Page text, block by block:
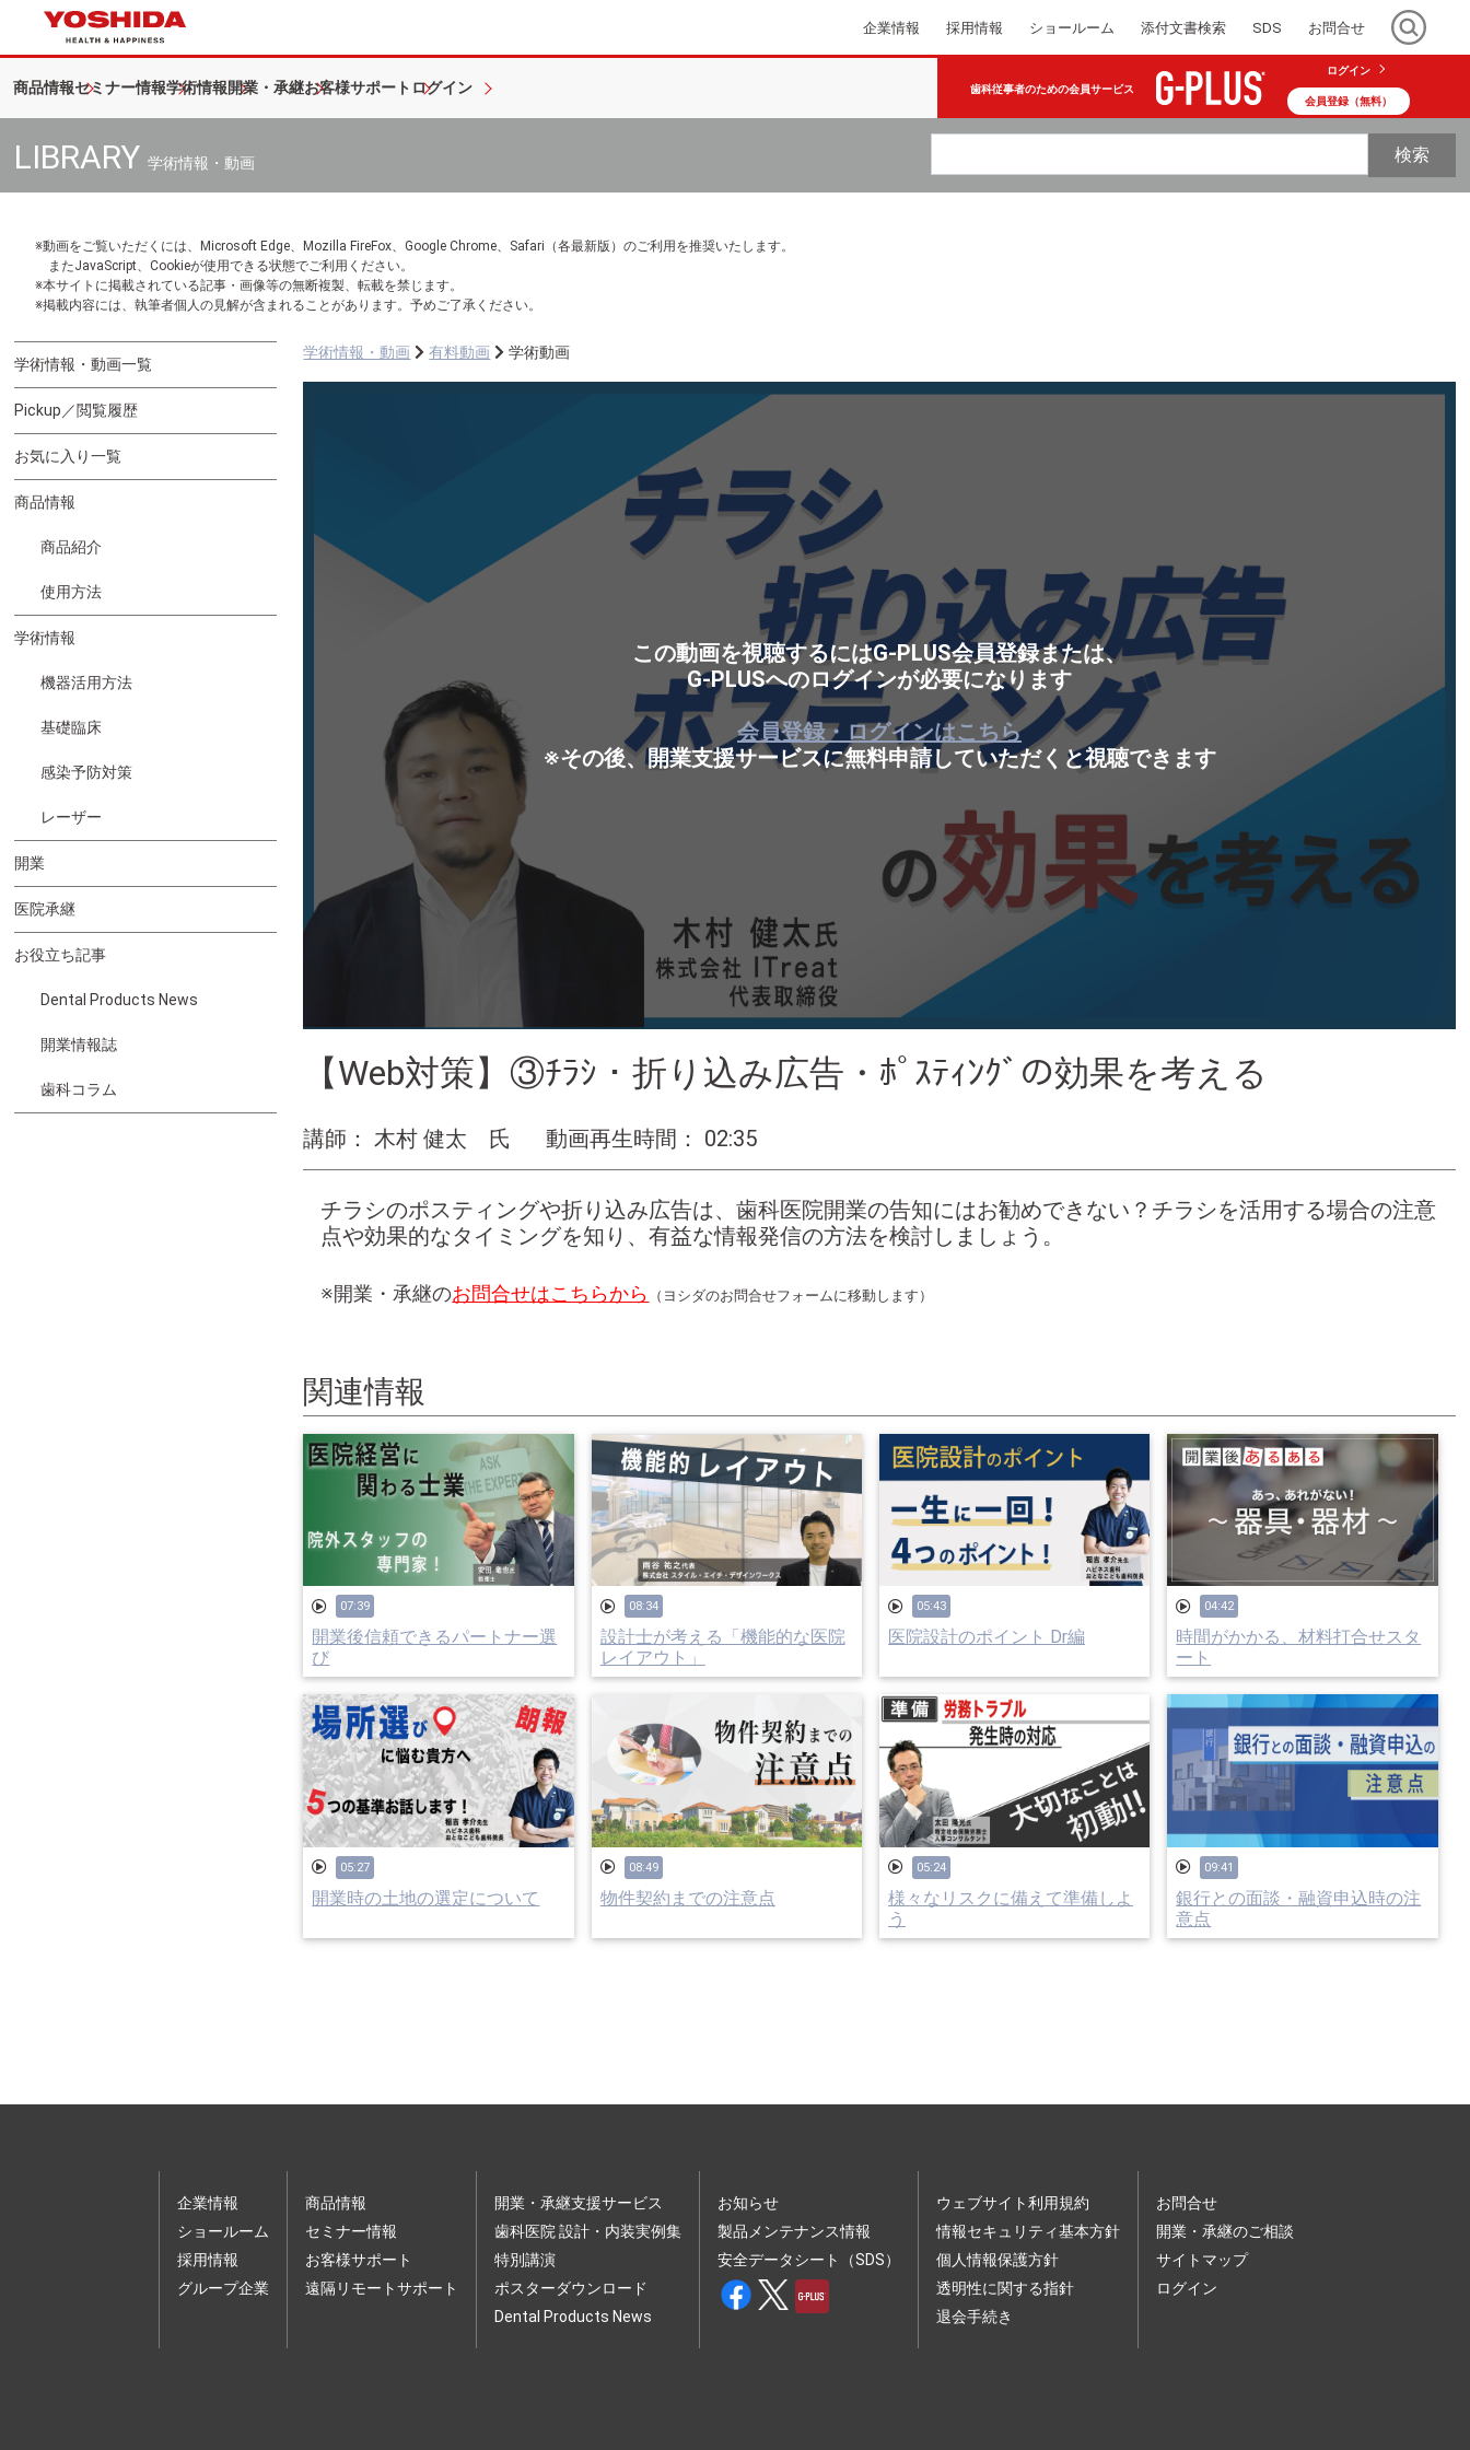
企業情報 採用情報 ショールーム 添付文書検索 SDS お問合せ
商品情報セミナー情報学術情報開業・承継お客様サポート ログイン 歯科従事者のための会員サービス
ログイン
会員登録（無料）
LIBRARY 学術情報・動画 検索
※動画をご覧いただくには、Microsoft Edge、Mozilla FireFox、Google Chrome、Safari（各最新版）のご利用を推奨いたします。
またJavaScript、Cookieが使用できる状態でご利用ください。
※本サイトに掲載されている記事・画像等の無断複製、転載を禁じます。
※掲載内容には、執筆者個人の見解が含まれることがあります。予めご了承ください。
学術情報・動画一覧
Pickup／閲覧履歴
お気に入り一覧
商品情報
商品紹介
使用方法
学術情報
機器活用方法
基礎臨床
感染予防対策
レーザー
開業
医院承継
お役立ち記事
Dental Products News
開業情報誌
歯科コラム
学術情報・動画 有料動画 学術動画
この動画を視聴するにはG-PLUS会員登録または、
G-PLUSへのログインが必要になります
会員登録・ログインはこちら
※その後、開業支援サービスに無料申請していただくと視聴できます
【Web対策】③ﾁﾗｼ・折り込み広告・ﾎﾟｽﾃｨﾝｸﾞの効果を考える
講師： 木村 健太 氏 動画再生時間： 02:35
チラシのポスティングや折り込み広告は、歯科医院開業の告知にはお勧めできない？チラシを活用する場合の注意
点や効果的なタイミングを知り、有益な情報発信の方法を検討しましょう。
※開業・承継のお問合せはこちらから （ヨシダのお問合せフォームに移動します）
関連情報
07:39
開業後信頼できるパートナー選
び
08:34
設計士が考える「機能的な医院
レイアウト」
05:43
医院設計のポイント Dr編
04:42
時間がかかる、材料打合せスタ
ート
05:27
開業時の土地の選定について
08:49
物件契約までの注意点
05:24
様々なリスクに備えて準備しよ
う
09:41
銀行との面談・融資申込時の注
意点
企業情報
ショールーム
採用情報
グループ企業
商品情報
セミナー情報
お客様サポート
遠隔リモートサポート
開業・承継支援サービス
歯科医院 設計・内装実例集
特別講演
ポスターダウンロード
Dental Products News
お知らせ
製品メンテナンス情報
安全データシート（SDS）
ウェブサイト利用規約
情報セキュリティ基本方針
個人情報保護方針
透明性に関する指針
退会手続き
お問合せ
開業・承継のご相談
サイトマップ
ログイン